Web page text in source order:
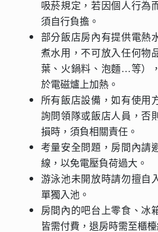
吸菸規定，若因個人行為
須自行負擔。
部分飯店房內有提供電熱
煮水用，不可放入任何物
葉、火鍋料、泡麵…等）
於電磁爐上加熱。
所有飯店設備，如有使用
詢問領隊或飯店人員，否
損時，須負相關責任。
考量安全問題，房間內請
線，以免電壓負荷過大。
游泳池未開放時請勿擅自
單獨入池。
房間內的吧台上零食、冰
皆需付費，退房時需至櫃檯